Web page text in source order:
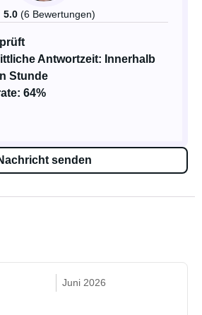
5.0 (6 Bewertungen)
Antwortzeit: Innerhalb
Stunde
64%
senden
Juni 2026